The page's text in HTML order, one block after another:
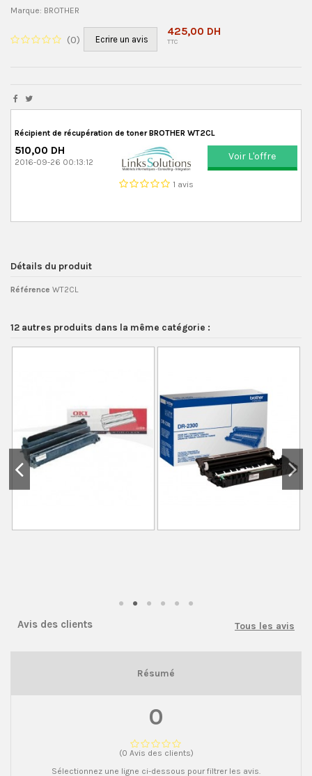
Marque: BROTHER
(0) Ecrire un avis
425,00 DH
TTC
Récipient de récupération de toner BROTHER WT2CL
510,00 DH
2016-09-26 00:13:12
1 avis
Voir L'offre
Détails du produit
Référence WT2CL
12 autres produits dans la même catégorie :
Avis des clients Tous les avis
Résumé
0
(0 Avis des clients)
Sélectionnez une ligne ci-dessous pour filtrer les avis.